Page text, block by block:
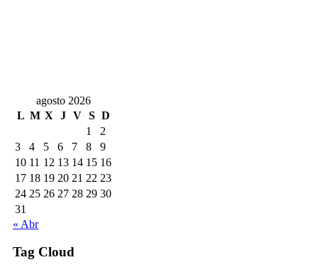
agosto 2026
L M X J V S D
1
2
3
4 5 6 7 8
9
10 11 12 13 14 15 16
17 18 19 20 21 22 23
24 25 26 27 28 29 30
31
« Abr
Tag Cloud